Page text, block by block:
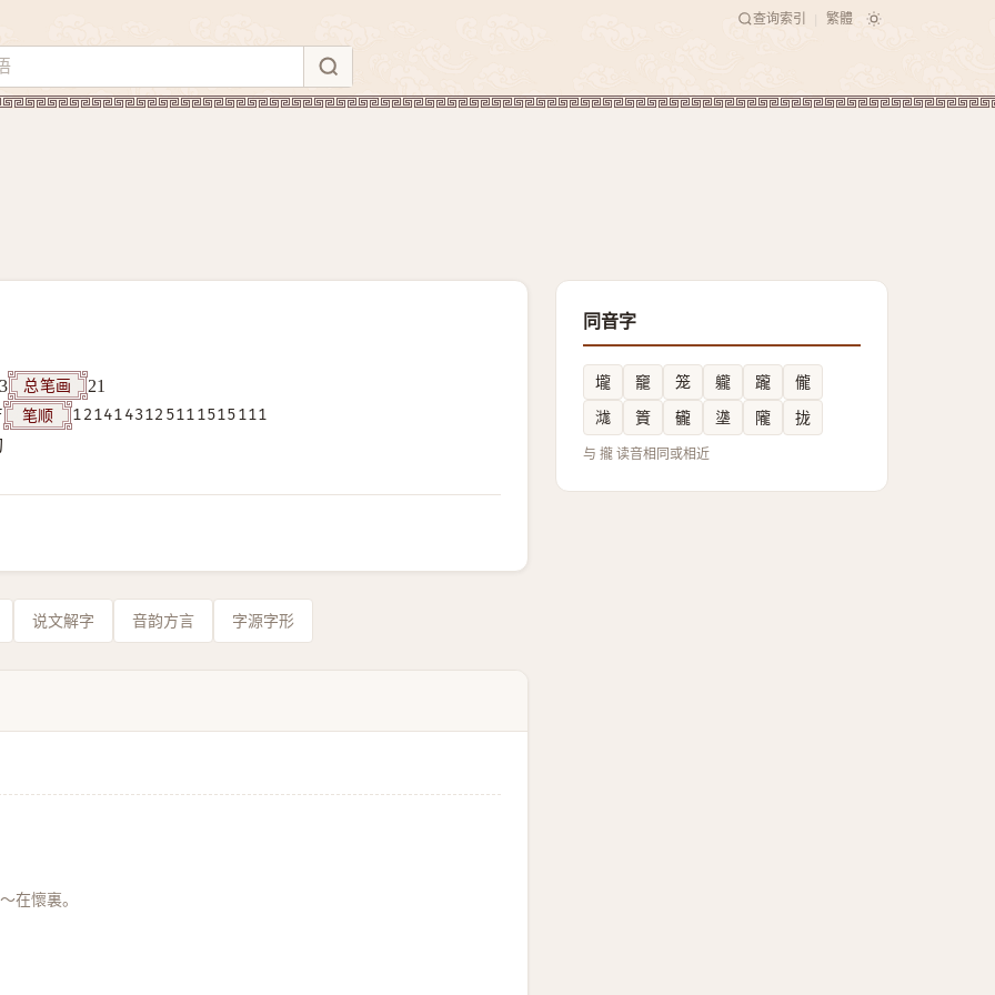
查询索引 繁體
3 总笔画
21
笔顺
1214143125111515111
说文解字 音韵方言 字源字形
在懷裏。
同音字
壠 竉 笼 䡁 躘
儱
㴳
篢 龓 㙙 隴 拢
与 攏 读音相同或相近